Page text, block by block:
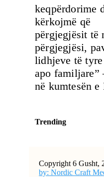
keqpërdorime
kërkojmë që
përgjegjësit të
përgjegjësi,
lidhjeve të
apo familjare”
në kumtesën e
Trending
Copyright 6 Gusht,
by: Nordic Craft